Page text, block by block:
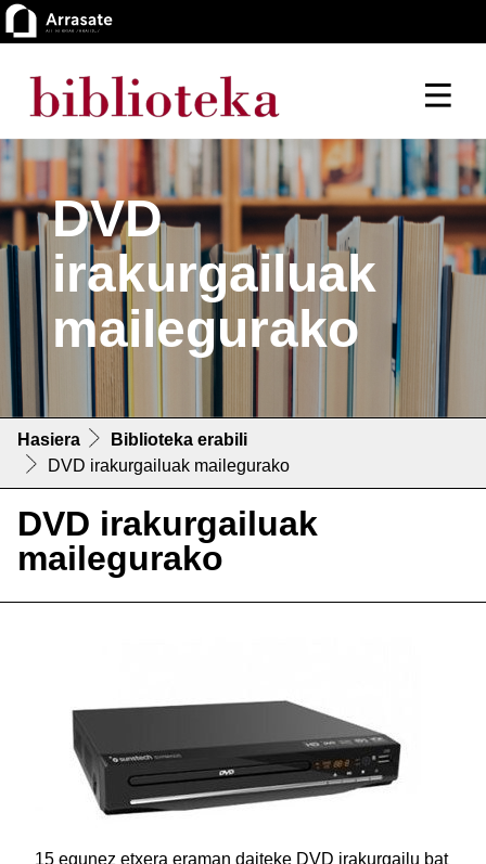
DVD
irakurgailuak
mailegurako
Hasiera
Biblioteka erabili
DVD irakurgailuak mailegurako
DVD irakurgailuak
mailegurako
15 egunez etxera eraman daiteke DVD irakurgailu bat